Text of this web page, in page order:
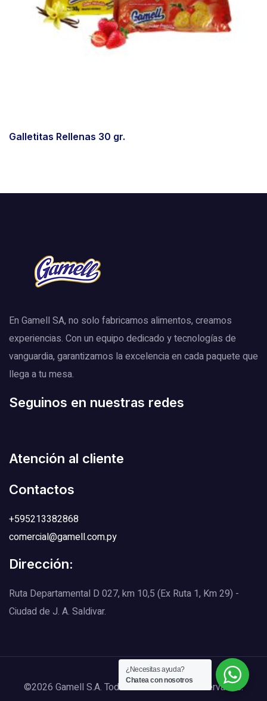
Galletitas Rellenas 30 gr.
En Gamell SA, no solo fabricamos alimentos, creamos
experiencias. Con un equipo dedicado y tecnologías de
vanguardia, garantizamos la excelencia en cada paquete que
llega a tu mesa.
Seguinos en nuestras redes
Atención al cliente
Contactos
+595213382868
comercial@gamell.com.py
Dirección:
Ruta Departamental D 027, km 10,5 (Ex Ruta 1, Km 29) -
Ciudad de J. A. Saldivar.
©2026 Gamell S.A. Todos los Derechos Reservados.
¿Necesitas ayuda?
Chatea con nosotros